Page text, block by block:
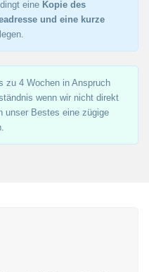
eine Kopie des
und eine kurze
zu 4 Wochen in Anspruch
wenn wir nicht direkt
unser Bestes eine zügige